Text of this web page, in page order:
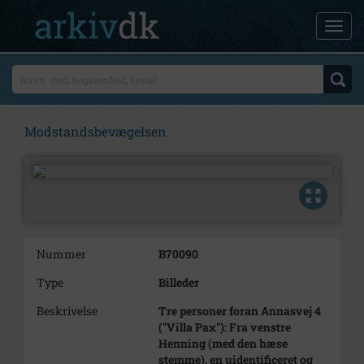
Modstandsbevægelsen
Nummer
B70090
Type
Billeder
Beskrivelse
Tre personer foran Annasvej 4
("Villa Pax"): Fra venstre
Henning (med den hæse
stemme), en uidentificeret og